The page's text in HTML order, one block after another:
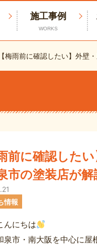
施工事例
WORKS
梅雨前に確認したい】外壁
前に確認した
市の塗装店が解
情報
んにちは
泉市・南大阪を中心に屋